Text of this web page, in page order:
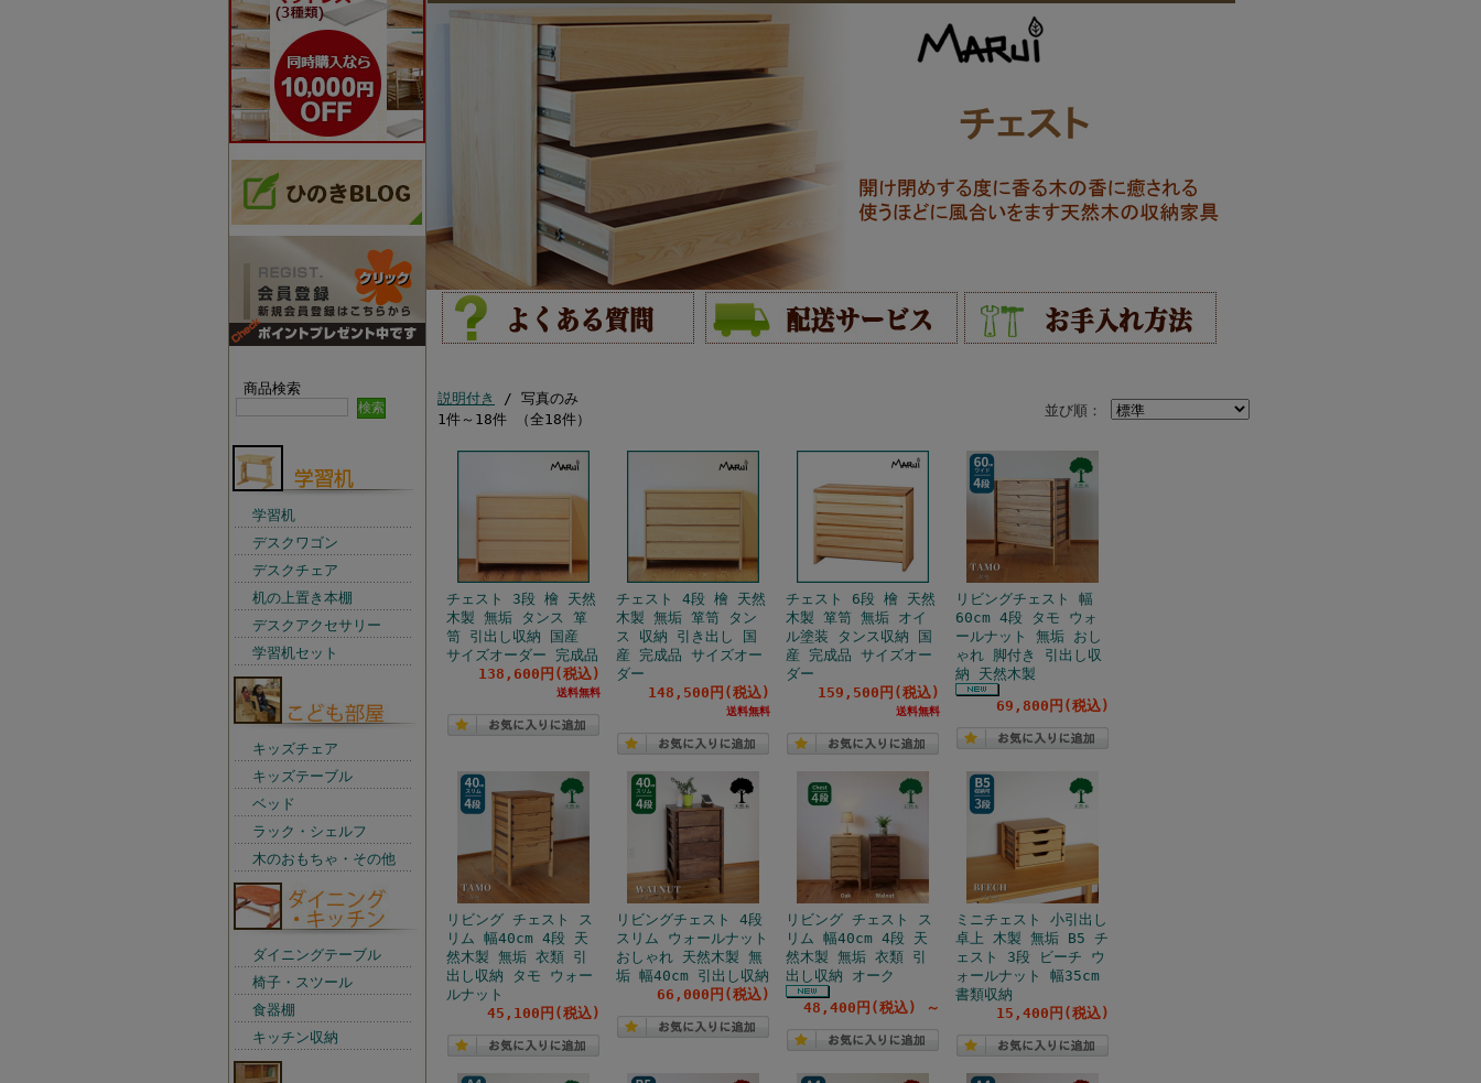
商品検索
学習机
デスクワゴン
デスクチェア
机の上置き本棚
デスクアクセサリー
学習机セット
キッズチェア
キッズテーブル
ベッド
ラック・シェルフ
木のおもちゃ・その他
ダイニングテーブル
椅子・スツール
食器棚
キッチン収納
並び順：
説明付き
/ 写真のみ
1件～18件 （全18件）
チェスト 3段 檜 天然
木製 無垢 タンス 箪
笥 引出し収納 国産
サイズオーダー 完成品
138,600円(税込)
送料無料
チェスト 4段 檜 天然
木製 無垢 箪笥 タン
ス 収納 引き出し 国
産 完成品 サイズオー
ダー
148,500円(税込)
送料無料
チェスト 6段 檜 天然
木製 箪笥 無垢 オイ
ル塗装 タンス収納 国
産 完成品 サイズオー
ダー
159,500円(税込)
送料無料
リビングチェスト 幅
60cm 4段 タモ ウォ
ールナット 無垢 おし
ゃれ 脚付き 引出し収
納 天然木製
69,800円(税込)
リビング チェスト ス
リム 幅40cm 4段 天
然木製 無垢 衣類 引
出し収納 タモ ウォー
ルナット
45,100円(税込)
リビングチェスト 4段
スリム ウォールナット
おしゃれ 天然木製 無
垢 幅40cm 引出し収納
66,000円(税込)
リビング チェスト ス
リム 幅40cm 4段 天
然木製 無垢 衣類 引
出し収納 オーク
48,400円(税込)
～
ミニチェスト 小引出し
卓上 木製 無垢 B5 チ
ェスト 3段 ビーチ ウ
ォールナット 幅35cm
書類収納
15,400円(税込)